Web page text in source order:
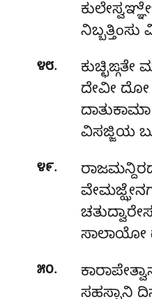
ನಿಬ್ಬತ್ತಿಂಸು
೪೮.
ಕುಚ್ಛಿಙ್ಗತೇ
ದೇವೀ ದೋ
ವಿಸಜ್ಜಿಯ
೪೯.
ಸಾಲಾಯೋ
೫೦.
ಸಹಸ್ಸಾನಿ